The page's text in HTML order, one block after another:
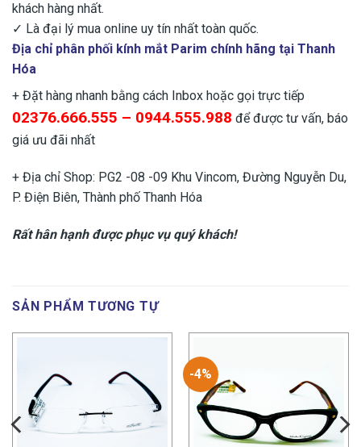
khách hàng nhất.
✓ Là đại lý mua online uy tín nhất toàn quốc.
Địa chỉ phân phối kính mắt Parim chính hãng tại Thanh
Hóa
+ Đặt hàng nhanh bằng cách Inbox hoặc gọi trực tiếp
02376.666.555 – 0944.555.988 để được tư vấn, báo
giá ưu đãi nhất
+ Địa chỉ Shop: PG2 -08 -09 Khu Vincom, Đường Nguyễn Du,
P. Điện Biên, Thành phố Thanh Hóa
Rất hân hạnh được phục vụ quý khách!
SẢN PHẨM TƯƠNG TỰ
-4%